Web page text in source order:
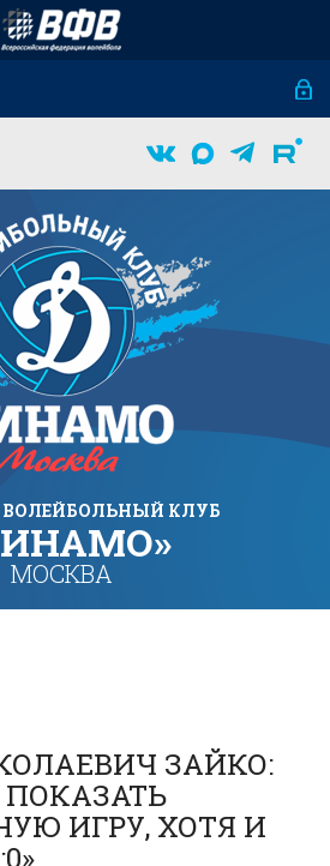
ВОЛЕЙБОЛЬНЫЙ КЛУБ
МОСКВА
ЗАЙКО:
ИГРУ, ХОТЯ И